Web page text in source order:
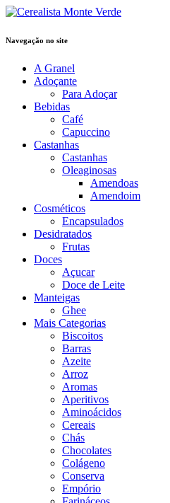
Navegação no site
A Granel
Adoçante
Para Adoçar
Bebidas
Café
Capuccino
Castanhas
Castanhas
Oleaginosas
Amendoas
Amendoim
Cosméticos
Encapsulados
Desidratados
Frutas
Doces
Açucar
Doce de Leite
Manteigas
Ghee
Mais Categorias
Biscoitos
Barras
Azeite
Arroz
Aromas
Aperitivos
Aminoácidos
Cereais
Chás
Chocolates
Colágeno
Conserva
Empório